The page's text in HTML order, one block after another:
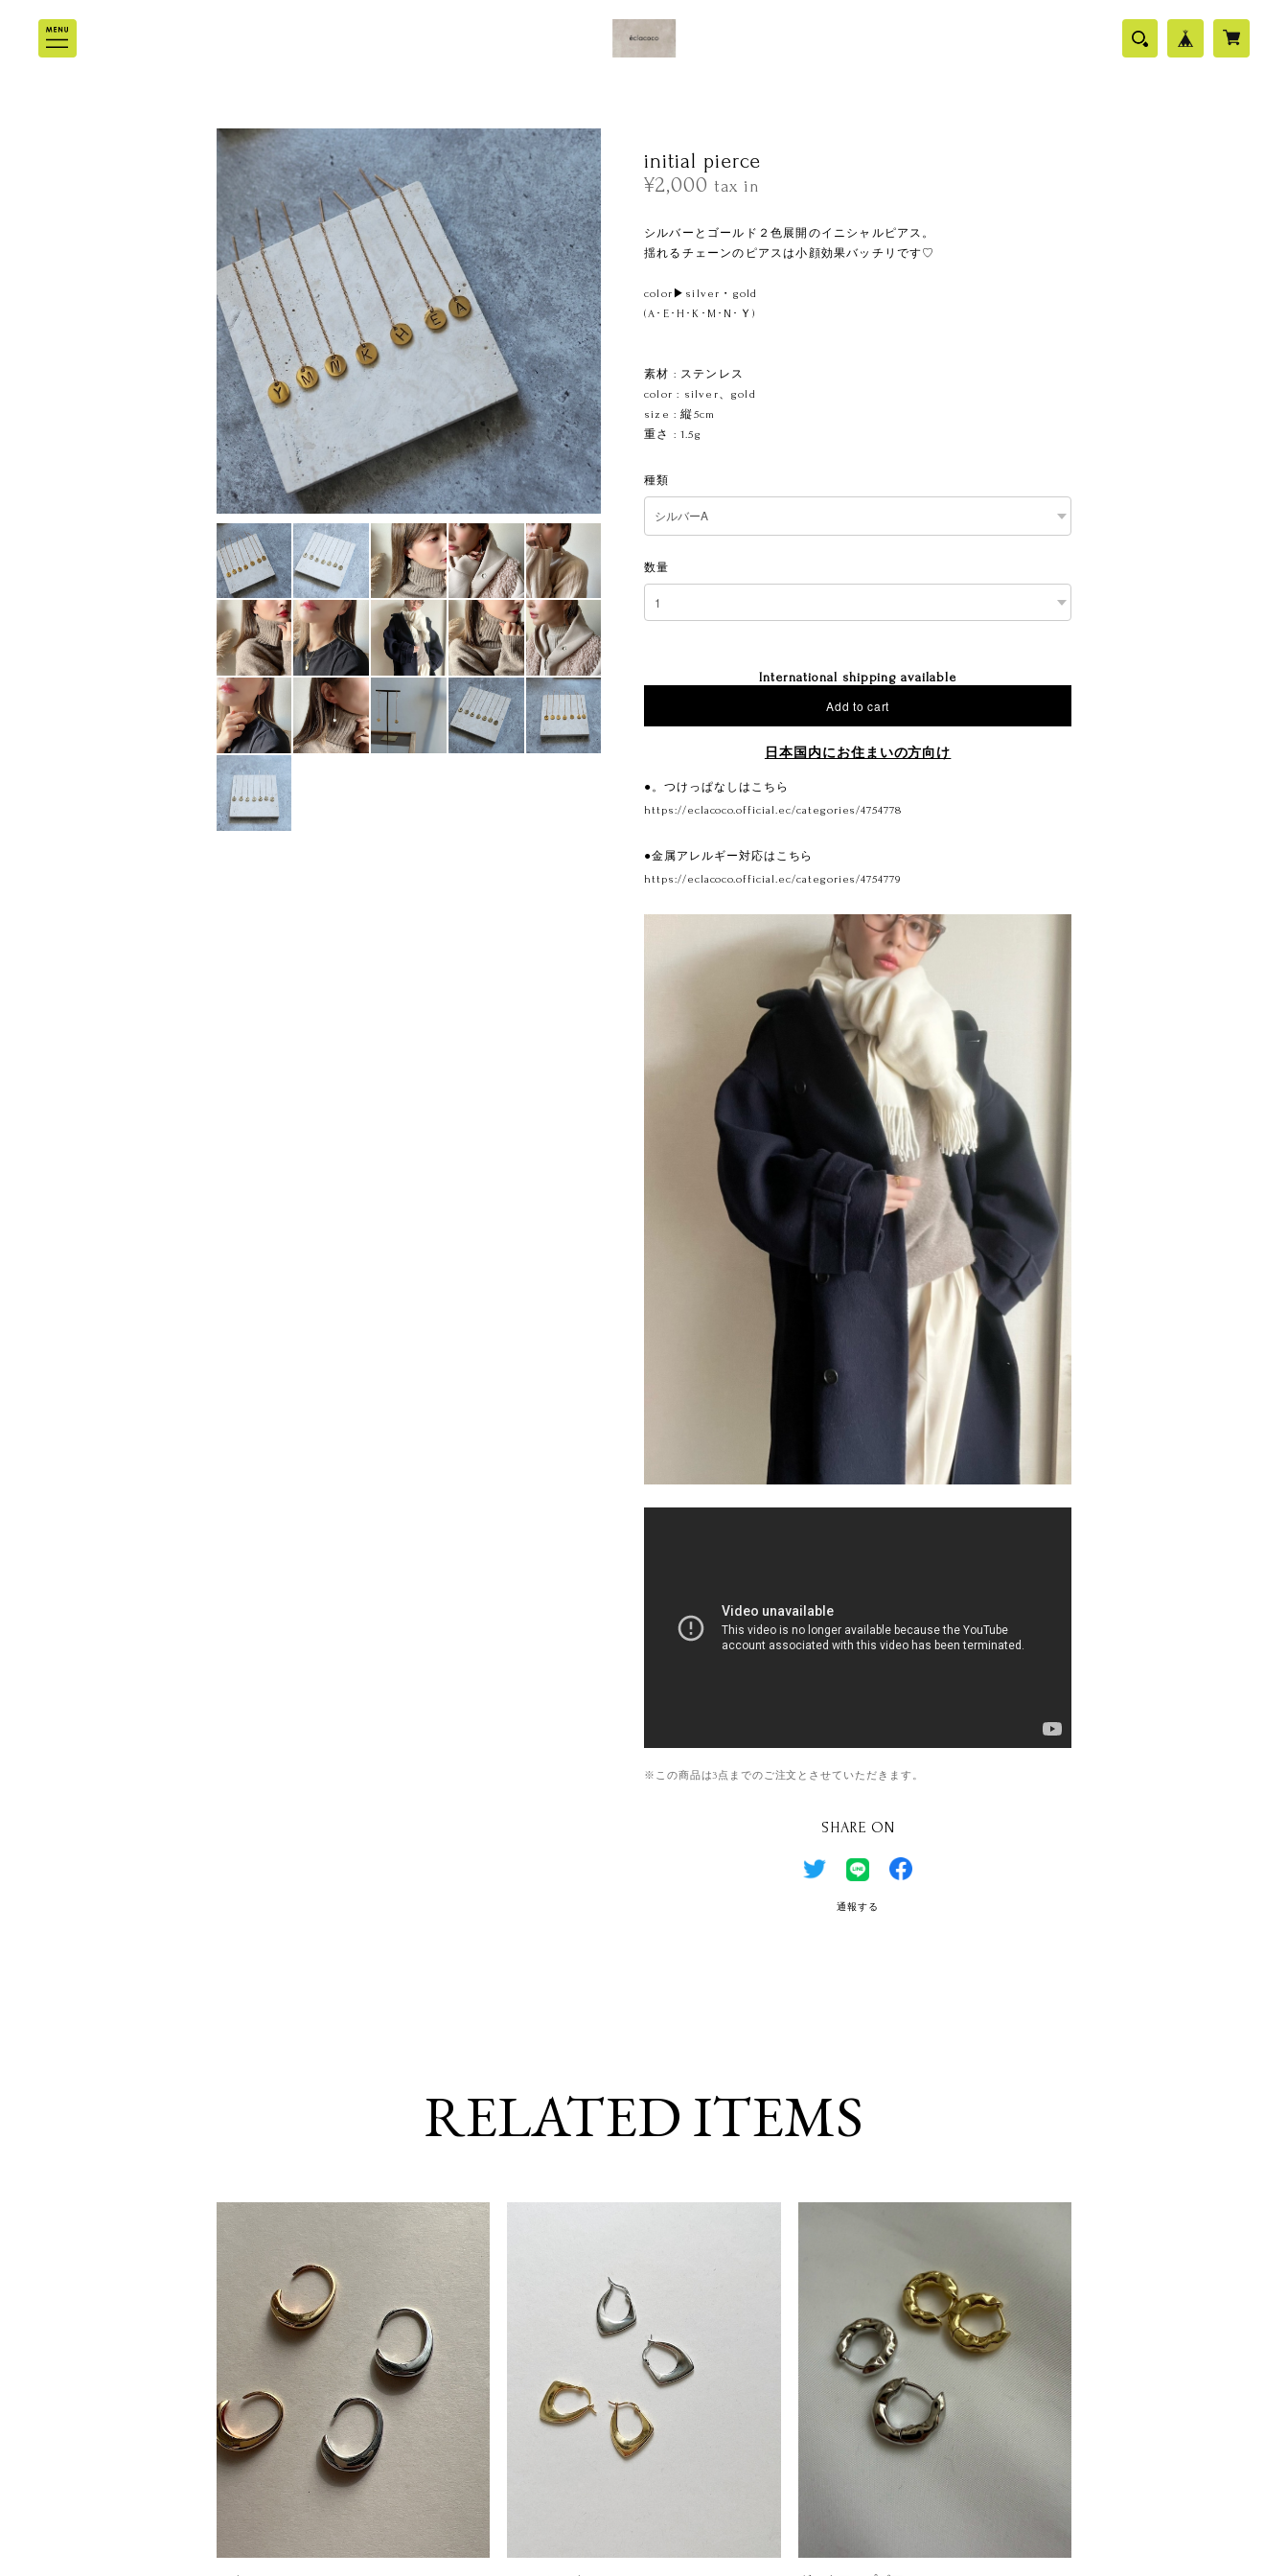
initial pierce
¥2,000 tax in
シルバーとゴールド２色展開のイニシャルピアス。
揺れるチェーンのピアスは小顔効果バッチリです♡
color▶︎silver・gold
(A･E･H･K･M･N･Ｙ)
素材 : ステンレス
color : silver、gold
size : 縦5cm
重さ : 1.5g
種類
数量
International shipping available
Add to cart
日本国内にお住まいの方向け
●。つけっぱなしはこちら
https://eclacoco.official.ec/categories/4754778
●金属アレルギー対応はこちら
https://eclacoco.official.ec/categories/4754779
※この商品は3点までのご注文とさせていただきます。
SHARE ON
通報する
RELATED ITEMS